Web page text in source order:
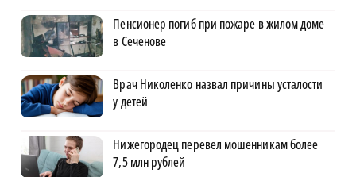
Пенсионер погиб при пожаре в жилом доме
в Сеченове
Врач Николенко назвал причины усталости
у детей
Нижегородец перевел мошенникам более
7,5 млн рублей